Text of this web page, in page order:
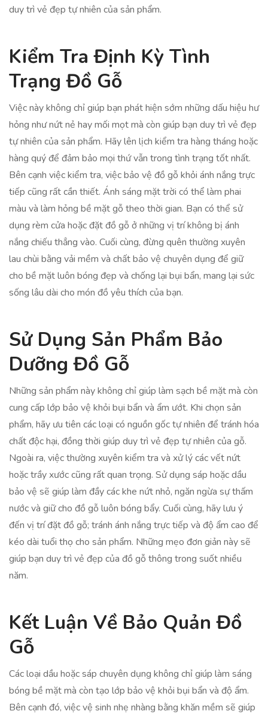
duy trì vẻ đẹp tự nhiên của sản phẩm.
Kiểm Tra Định Kỳ Tình
Trạng Đồ Gỗ
Việc này không chỉ giúp bạn phát hiện sớm những dấu hiệu hư
hỏng như nứt nẻ hay mối mọt mà còn giúp bạn duy trì vẻ đẹp
tự nhiên của sản phẩm. Hãy lên lịch kiểm tra hàng tháng hoặc
hàng quý để đảm bảo mọi thứ vẫn trong tình trạng tốt nhất.
Bên cạnh việc kiểm tra, việc bảo vệ đồ gỗ khỏi ánh nắng trực
tiếp cũng rất cần thiết. Ánh sáng mặt trời có thể làm phai
màu và làm hỏng bề mặt gỗ theo thời gian. Bạn có thể sử
dụng rèm cửa hoặc đặt đồ gỗ ở những vị trí không bị ánh
nắng chiếu thẳng vào. Cuối cùng, đừng quên thường xuyên
lau chùi bằng vải mềm và chất bảo vệ chuyên dụng để giữ
cho bề mặt luôn bóng đẹp và chống lại bụi bẩn, mang lại sức
sống lâu dài cho món đồ yêu thích của bạn.
Sử Dụng Sản Phẩm Bảo
Dưỡng Đồ Gỗ
Những sản phẩm này không chỉ giúp làm sạch bề mặt mà còn
cung cấp lớp bảo vệ khỏi bụi bẩn và ẩm ướt. Khi chọn sản
phẩm, hãy ưu tiên các loại có nguồn gốc tự nhiên để tránh hóa
chất độc hại, đồng thời giúp duy trì vẻ đẹp tự nhiên của gỗ.
Ngoài ra, việc thường xuyên kiểm tra và xử lý các vết nứt
hoặc trầy xước cũng rất quan trọng. Sử dụng sáp hoặc dầu
bảo vệ sẽ giúp làm đầy các khe nứt nhỏ, ngăn ngừa sự thấm
nước và giữ cho đồ gỗ luôn bóng bẩy. Cuối cùng, hãy lưu ý
đến vị trí đặt đồ gỗ; tránh ánh nắng trực tiếp và độ ẩm cao để
kéo dài tuổi thọ cho sản phẩm. Những mẹo đơn giản này sẽ
giúp bạn duy trì vẻ đẹp của đồ gỗ thông trong suốt nhiều
năm.
Kết Luận Về Bảo Quản Đồ
Gỗ
Các loại dầu hoặc sáp chuyên dụng không chỉ giúp làm sáng
bóng bề mặt mà còn tạo lớp bảo vệ khỏi bụi bẩn và độ ẩm.
Bên cạnh đó, việc vệ sinh nhẹ nhàng bằng khăn mềm sẽ giúp